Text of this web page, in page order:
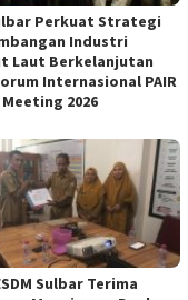
Perkuat Strategi
Industri
Laut Berkelanjutan
Internasional PAIR
2026
Sulbar Terima